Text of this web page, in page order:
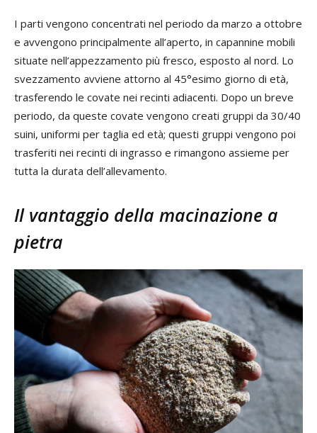
I parti vengono concentrati nel periodo da marzo a ottobre
e avvengono principalmente all’aperto, in capannine mobili
situate nell’appezzamento più fresco, esposto al nord. Lo
svezzamento avviene attorno al 45°esimo giorno di età,
trasferendo le covate nei recinti adiacenti. Dopo un breve
periodo, da queste covate vengono creati gruppi da 30/40
suini, uniformi per taglia ed età; questi gruppi vengono poi
trasferiti nei recinti di ingrasso e rimangono assieme per
tutta la durata dell’allevamento.
Il vantaggio della macinazione a
pietra